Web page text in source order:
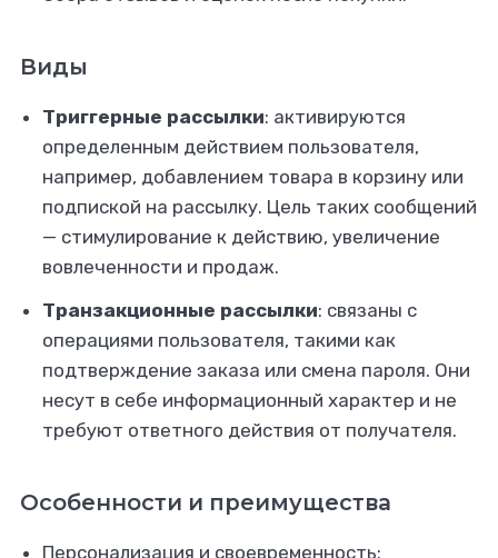
Виды
Триггерные рассылки: активируются
определенным действием пользователя,
например, добавлением товара в корзину или
подпиской на рассылку. Цель таких сообщений
— стимулирование к действию, увеличение
вовлеченности и продаж.
Транзакционные рассылки: связаны с
операциями пользователя, такими как
подтверждение заказа или смена пароля. Они
несут в себе информационный характер и не
требуют ответного действия от получателя.
Особенности и преимущества
Персонализация и своевременность: